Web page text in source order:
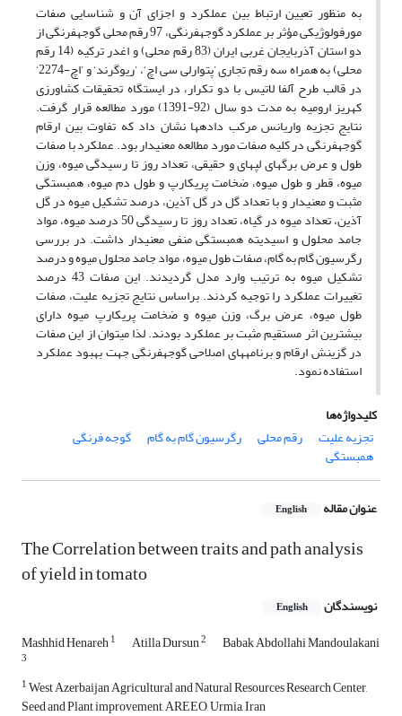
به منظور تعیین ارتباط بین عملکرد و اجزای آن و شناسایی صفات
مورفولوژیکی مؤثر بر عملکرد گوجه­فرنگی، 97 رقم محلی گوجه­فرنگی از
دو استان آذربایجان غربی ایران (83 رقم محلی) و اغدر ترکیه (14 رقم
محلی) به همراه سه رقم تجاری ’پتوارلی سی اچ‘، ’ریوگرند‘ و ’اچ-2274‘
در قالب طرح آلفا لاتیس با دو تکرار، در ایستگاه تحقیقات کشاورزی
کهریز ارومیه به مدت دو سال (92-1391) مورد مطالعه قرار گرفت.
نتایج تجزیه واریانس مرکب داده­ها نشان داد که تفاوت بین ارقام
گوجه­فرنگی در کلیه صفات مورد مطالعه معنی­دار بود. عملکرد با صفات
طول و عرض برگ­های لپه­ای و حقیقی، تعداد روز تا رسیدگی میوه، وزن
میوه، قطر و طول میوه، ضخامت پریکارپ و طول دم میوه، همبستگی
مثبت و معنی­دار و با تعداد گل در گل آذین، درصد تشکیل میوه در گل
آذین، تعداد میوه در گیاه، تعداد روز تا رسیدگی 50 درصد میوه، مواد
جامد محلول و اسیدیته همبستگی منفی معنی­دار داشت. در بررسی
رگرسیون گام به گام، صفات طول میوه، مواد جامد محلول میوه و درصد
تشکیل میوه به ترتیب وارد مدل گردیدند. این صفات 43 درصد
تغییرات عملکرد را توجیه کردند. براساس نتایج تجزیه علیت، صفات
طول میوه، عرض برگ، وزن میوه و ضخامت پریکارپ میوه دارای
بیشترین اثر مستقیم مثبت بر عملکرد بودند. لذا می­توان از این صفات
در گزینش ارقام و برنامه­های اصلاحی گوجه­فرنگی جهت بهبود عملکرد
استفاده نمود.
کلیدواژه‌ها
تجزیه علیت
رقم محلی رگرسیون گام به گام گوجه فرنگی
همبستگی
عنوان مقاله English
The Correlation between traits and path analysis
of yield in tomato
نویسندگان English
Mashhid Henareh1 Atilla Dursun2 Babak Abdollahi Mandoulakani
3
1West Azerbaijan Agricultural and Natural Resources Research Center,
Seed and Plant improvement, AREEO, Urmia, Iran